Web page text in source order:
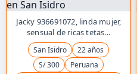
Jacky 936691072, linda mujer,
sensual de ricas tetas...
San Isidro
22 años
S/ 300
Peruana